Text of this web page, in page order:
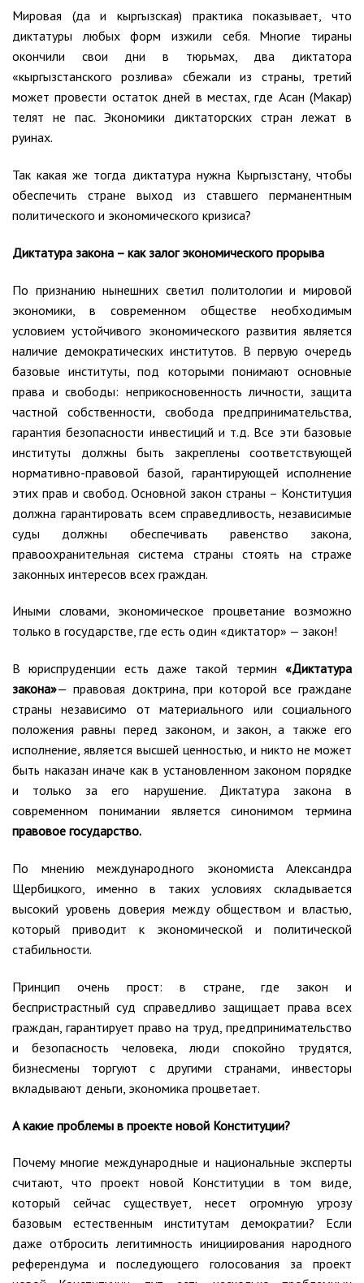
Мировая (да и кыргызская) практика показывает, что
диктатуры любых форм изжили себя. Многие тираны
окончили свои дни в тюрьмах, два диктатора
«кыргызстанского розлива» сбежали из страны, третий
может провести остаток дней в местах, где Асан (Макар)
телят не пас. Экономики диктаторских стран лежат в
руинах.
Так какая же тогда диктатура нужна Кыргызстану, чтобы
обеспечить стране выход из ставшего перманентным
политического и экономического кризиса?
Диктатура закона – как залог экономического прорыва
По признанию нынешних светил политологии и мировой
экономики, в современном обществе необходимым
условием устойчивого экономического развития является
наличие демократических институтов. В первую очередь
базовые институты, под которыми понимают основные
права и свободы: неприкосновенность личности, защита
частной собственности, свобода предпринимательства,
гарантия безопасности инвестиций и т.д. Все эти базовые
институты должны быть закреплены соответствующей
нормативно-правовой базой, гарантирующей исполнение
этих прав и свобод. Основной закон страны – Конституция
должна гарантировать всем справедливость, независимые
суды должны обеспечивать равенство закона,
правоохранительная система страны стоять на страже
законных интересов всех граждан.
Иными словами, экономическое процветание возможно
только в государстве, где есть один «диктатор» — закон!
В юриспруденции есть даже такой термин «Диктатура
закона»— правовая доктрина, при которой все граждане
страны независимо от материального или социального
положения равны перед законом, и закон, а также его
исполнение, является высшей ценностью, и никто не может
быть наказан иначе как в установленном законом порядке
и только за его нарушение. Диктатура закона в
современном понимании является синонимом термина
правовое государство.
По мнению международного экономиста Александра
Щербицкого, именно в таких условиях складывается
высокий уровень доверия между обществом и властью,
который приводит к экономической и политической
стабильности.
Принцип очень прост: в стране, где закон и
беспристрастный суд справедливо защищает права всех
граждан, гарантирует право на труд, предпринимательство
и безопасность человека, люди спокойно трудятся,
бизнесмены торгуют с другими странами, инвесторы
вкладывают деньги, экономика процветает.
А какие проблемы в проекте новой Конституции?
Почему многие международные и национальные эксперты
считают, что проект новой Конституции в том виде,
который сейчас существует, несет огромную угрозу
базовым естественным институтам демократии? Если
даже отбросить легитимность инициирования народного
референдума и последующего голосования за проект